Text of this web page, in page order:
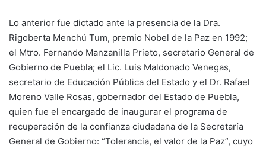
Lo anterior fue dictado ante la presencia de la Dra.
Rigoberta Menchú Tum, premio Nobel de la Paz en 1992;
el Mtro. Fernando Manzanilla Prieto, secretario General de
Gobierno de Puebla; el Lic. Luis Maldonado Venegas,
secretario de Educación Pública del Estado y el Dr. Rafael
Moreno Valle Rosas, gobernador del Estado de Puebla,
quien fue el encargado de inaugurar el programa de
recuperación de la confianza ciudadana de la Secretaría
General de Gobierno: “Tolerancia, el valor de la Paz”, cuyo